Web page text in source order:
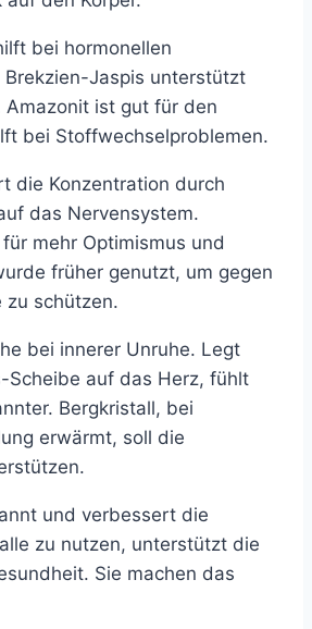
bei hormonellen
Brekzien-Jaspis unterstützt
Amazonit ist gut für den
bei Stoffwechselproblemen.
die Konzentration durch
das Nervensystem.
mehr Optimismus und
früher genutzt, um gegen
zu schützen.
bei innerer Unruhe. Legt
Scheibe auf das Herz, fühlt
Bergkristall, bei
erwärmt, soll die
und verbessert die
zu nutzen, unterstützt die
Sie machen das